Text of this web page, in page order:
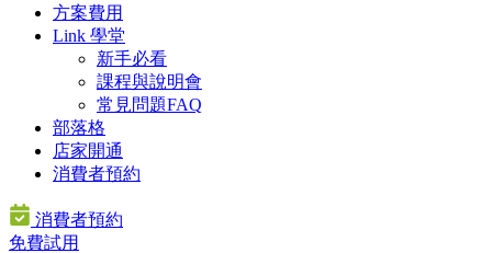
方案費用
Link 學堂
新手必看
課程與說明會
常見問題FAQ
部落格
店家開通
消費者預約
消費者預約
免費試用